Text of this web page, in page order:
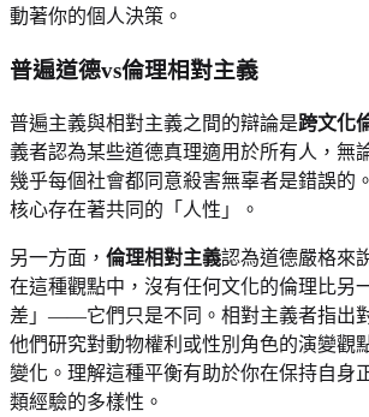
動著你的個人決策。
普遍道德vs倫理相對主義
普遍主義與相對主義之間的辯論是跨文化
義者認為某些道德真理適用於所有人，無
幾乎每個社會都同意殺害無辜者是錯誤的
核心存在著共同的「人性」。
另一方面， 倫理相對主義認為道德嚴格來
在這種觀點中，沒有任何文化的倫理比另
差」——它們只是不同。相對主義者指出
他們研究對動物權利或性別角色的演變觀
變化。理解這種平衡有助於你在保持自身
類經驗的多樣性。